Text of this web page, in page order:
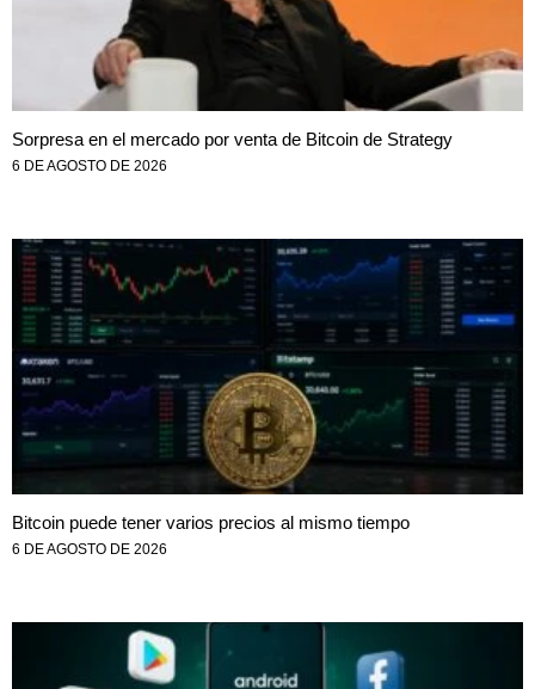
Sorpresa en el mercado por venta de Bitcoin de Strategy
6 DE AGOSTO DE 2026
Bitcoin puede tener varios precios al mismo tiempo
6 DE AGOSTO DE 2026